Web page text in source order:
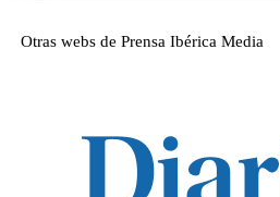
Otras webs de Prensa Ibérica Media